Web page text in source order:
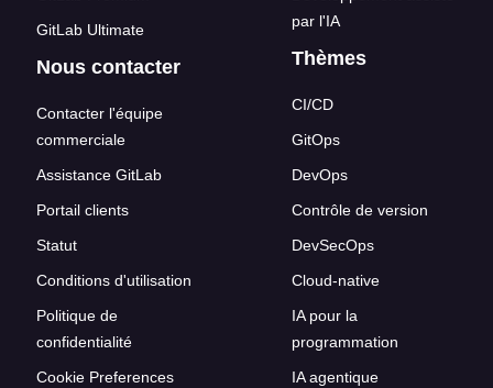
GitLab Ultimate
Nous contacter
Contacter l'équipe
commerciale
Assistance GitLab
Portail clients
Statut
Conditions d'utilisation
Politique de
confidentialité
Cookie Preferences
par l'IA
Thèmes
CI/CD
GitOps
DevOps
Contrôle de version
DevSecOps
Cloud-native
IA pour la
programmation
IA agentique